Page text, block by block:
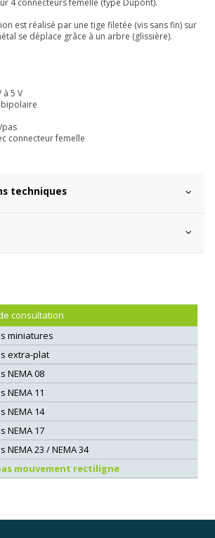
4 connecteurs femelle (type Dupont).
est réalisé par une tige filetée (vis sans fin) sur
se déplace grâce à un arbre (glissière).
à 5 V
pas
connecteur femelle
techniques
consultation
miniatures
extra-plat
NEMA 08
NEMA 11
NEMA 14
NEMA 17
23 / NEMA 34
mouvement rectiligne